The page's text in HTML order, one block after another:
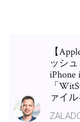
【
ッシ
iPhone
「
ァイ